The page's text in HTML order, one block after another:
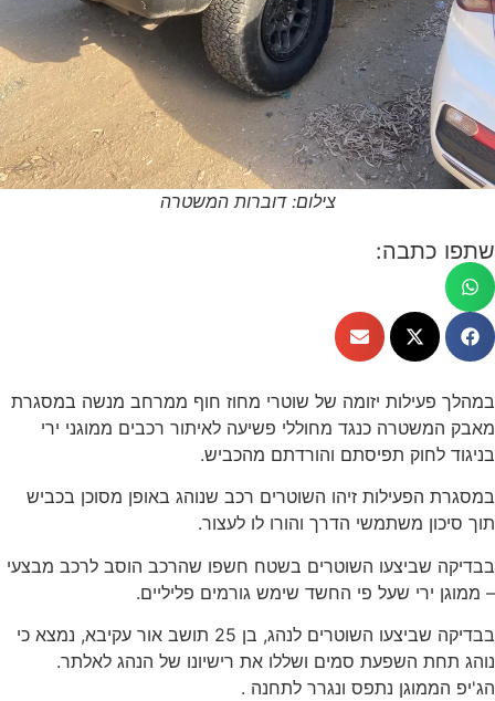
צילום: דוברות המשטרה
שתפו כתבה:
במהלך פעילות יזומה של שוטרי מחוז חוף ממרחב מנשה במסגרת
מאבק המשטרה כנגד מחוללי פשיעה לאיתור רכבים ממוגני ירי
בניגוד לחוק תפיסתם והורדתם מהכביש.
במסגרת הפעילות זיהו השוטרים רכב שנוהג באופן מסוכן בכביש
תוך סיכון משתמשי הדרך והורו לו לעצור.
בבדיקה שביצעו השוטרים בשטח חשפו שהרכב הוסב לרכב מבצעי
– ממוגן ירי שעל פי החשד שימש גורמים פליליים.
בבדיקה שביצעו השוטרים לנהג, בן 25 תושב אור עקיבא, נמצא כי
נוהג תחת השפעת סמים ושללו את רישיונו של הנהג לאלתר.
הג'יפ הממוגן נתפס ונגרר לתחנה .